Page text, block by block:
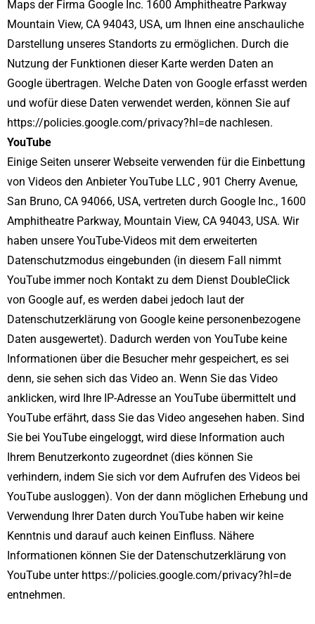
Maps der Firma Google Inc. 1600 Amphitheatre Parkway
Mountain View, CA 94043, USA, um Ihnen eine anschauliche
Darstellung unseres Standorts zu ermöglichen. Durch die
Nutzung der Funktionen dieser Karte werden Daten an
Google übertragen. Welche Daten von Google erfasst werden
und wofür diese Daten verwendet werden, können Sie auf
https://policies.google.com/privacy?hl=de nachlesen.
YouTube
Einige Seiten unserer Webseite verwenden für die Einbettung
von Videos den Anbieter YouTube LLC , 901 Cherry Avenue,
San Bruno, CA 94066, USA, vertreten durch Google Inc., 1600
Amphitheatre Parkway, Mountain View, CA 94043, USA. Wir
haben unsere YouTube-Videos mit dem erweiterten
Datenschutzmodus eingebunden (in diesem Fall nimmt
YouTube immer noch Kontakt zu dem Dienst DoubleClick
von Google auf, es werden dabei jedoch laut der
Datenschutzerklärung von Google keine personenbezogene
Daten ausgewertet). Dadurch werden von YouTube keine
Informationen über die Besucher mehr gespeichert, es sei
denn, sie sehen sich das Video an. Wenn Sie das Video
anklicken, wird Ihre IP-Adresse an YouTube übermittelt und
YouTube erfährt, dass Sie das Video angesehen haben. Sind
Sie bei YouTube eingeloggt, wird diese Information auch
Ihrem Benutzerkonto zugeordnet (dies können Sie
verhindern, indem Sie sich vor dem Aufrufen des Videos bei
YouTube ausloggen). Von der dann möglichen Erhebung und
Verwendung Ihrer Daten durch YouTube haben wir keine
Kenntnis und darauf auch keinen Einfluss. Nähere
Informationen können Sie der Datenschutzerklärung von
YouTube unter https://policies.google.com/privacy?hl=de
entnehmen.